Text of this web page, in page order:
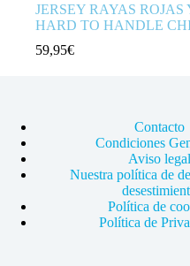
JERSEY RAYAS ROJAS
HARD TO HANDLE
59,95€
Contacto
Condiciones
Aviso legal
Nuestra política de
Política de
Política de